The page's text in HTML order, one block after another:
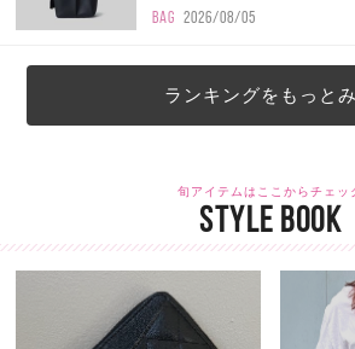
BAG 2026/08/05
ランキングをもっと
旬アイテムはここからチェッ
STYLE BOOK